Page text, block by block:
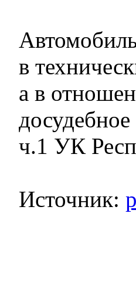
в
а в
досудебное
ч.1 УК
Источник: